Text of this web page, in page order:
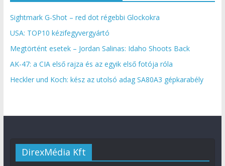
Sightmark G-Shot – red dot régebbi Glockokra
USA: TOP10 kézifegyvergyártó
Megtörtént esetek – Jordan Salinas: Idaho Shoots Back
AK-47: a CIA első rajza és az egyik első fotója róla
Heckler und Koch: kész az utolsó adag SA80A3 gépkarabély
DirexMédia Kft